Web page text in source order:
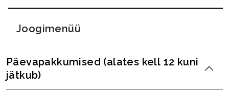
Joogimenüü
Päevapakkumised (alates kell 12 kuni
jätkub)